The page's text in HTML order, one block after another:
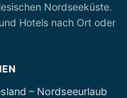
Nordseeküste.
Hotels nach Ort oder
– Nordseeurlaub